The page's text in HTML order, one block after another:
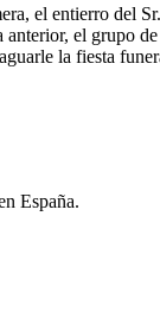
el entierro del
el grupo
la fiesta
España.